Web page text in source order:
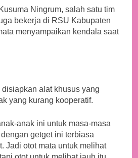
Ningrum, salah satu tim
bekerja di RSU Kabupaten
menyampaikan kendala saat
alat khusus yang
yang kurang kooperatif.
anak ini untuk masa-masa
getget ini terbiasa
Jadi otot mata untuk melihat